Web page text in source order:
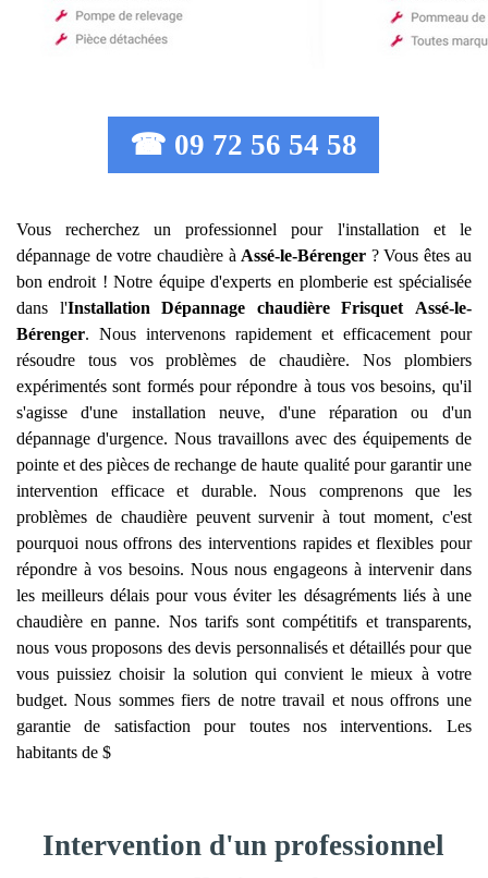
☎ 09 72 56 54 58
Vous recherchez un professionnel pour l'installation et le
dépannage de votre chaudière à Assé-le-Bérenger ? Vous êtes au
bon endroit ! Notre équipe d'experts en plomberie est spécialisée
dans l'Installation Dépannage chaudière Frisquet
Assé-le-
Bérenger. Nous intervenons rapidement et efficacement pour
résoudre tous vos problèmes de chaudière. Nos plombiers
expérimentés sont formés pour répondre à tous vos besoins, qu'il
s'agisse d'une installation neuve, d'une réparation ou d'un
dépannage d'urgence. Nous travaillons avec des équipements de
pointe et des pièces de rechange de haute qualité pour garantir une
intervention efficace et durable. Nous comprenons que les
problèmes de chaudière peuvent survenir à tout moment, c'est
pourquoi nous offrons des interventions rapides et flexibles pour
répondre à vos besoins. Nous nous engageons à intervenir dans
les meilleurs délais pour vous éviter les désagréments liés à une
chaudière en panne. Nos tarifs sont compétitifs et transparents,
nous vous proposons des devis personnalisés et détaillés pour que
vous puissiez choisir la solution qui convient le mieux à votre
budget. Nous sommes fiers de notre travail et nous offrons une
garantie de satisfaction pour toutes nos interventions. Les
habitants de $
Intervention d'un professionnel